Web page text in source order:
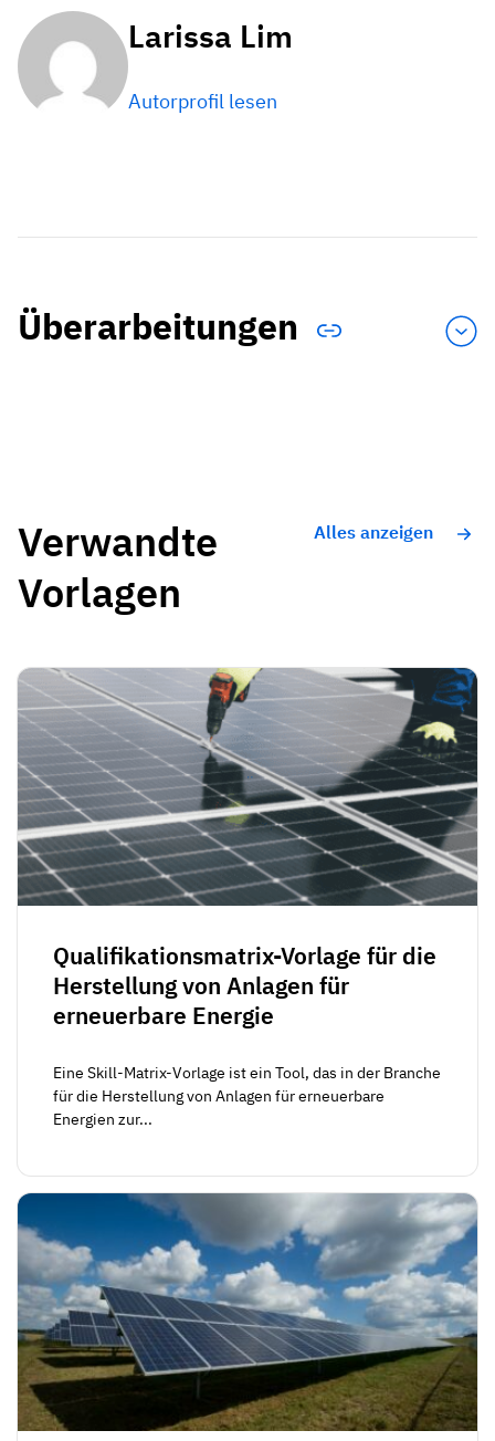
Larissa Lim
Autorprofil lesen
Überarbeitungen
Verwandte
Vorlagen
Alles anzeigen
Qualifikationsmatrix-Vorlage für die
Herstellung von Anlagen für
erneuerbare Energie
Eine Skill-Matrix-Vorlage ist ein Tool, das in der Branche
für die Herstellung von Anlagen für erneuerbare
Energien zur...